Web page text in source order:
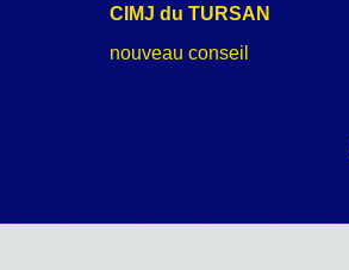
CIMJ du TURSAN
nouveau conseil